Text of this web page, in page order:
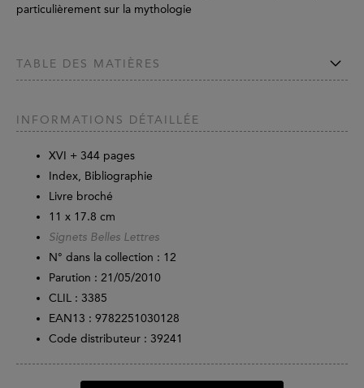
particulièrement sur la mythologie
TABLE DES MATIÈRES
INFORMATIONS DÉTAILLÉE
XVI + 344 pages
Index, Bibliographie
Livre broché
11 x 17.8 cm
Signets Belles Lettres
N° dans la collection : 12
Parution : 21/05/2010
CLIL : 3385
EAN13 : 9782251030128
Code distributeur : 39241